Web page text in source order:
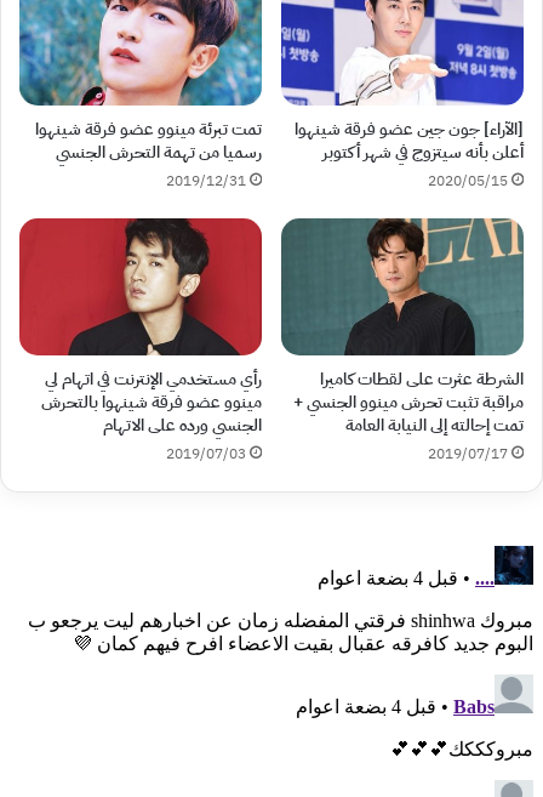
[الآراء] جون جين عضو فرقة شينهوا
أعلن بأنه سيتزوج في شهر أكتوبر
2020/05/15
تمت تبرئة مينوو عضو فرقة شينهوا
رسميا من تهمة التحرش الجنسي
2019/12/31
الشرطة عثرت على لقطات كاميرا
مراقبة تثبت تحرش مينوو الجنسي +
تمت إحالته إلى النيابة العامة
2019/07/17
رأي مستخدمي الإنترنت في اتهام لي
مينوو عضو فرقة شينهوا بالتحرش
الجنسي ورده على الاتهام
2019/07/03